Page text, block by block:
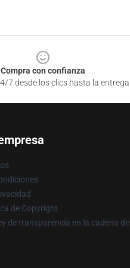
Compra con confianza
7 desde los clics hasta la entrega
de Copyright
de transparencia en la cadena de